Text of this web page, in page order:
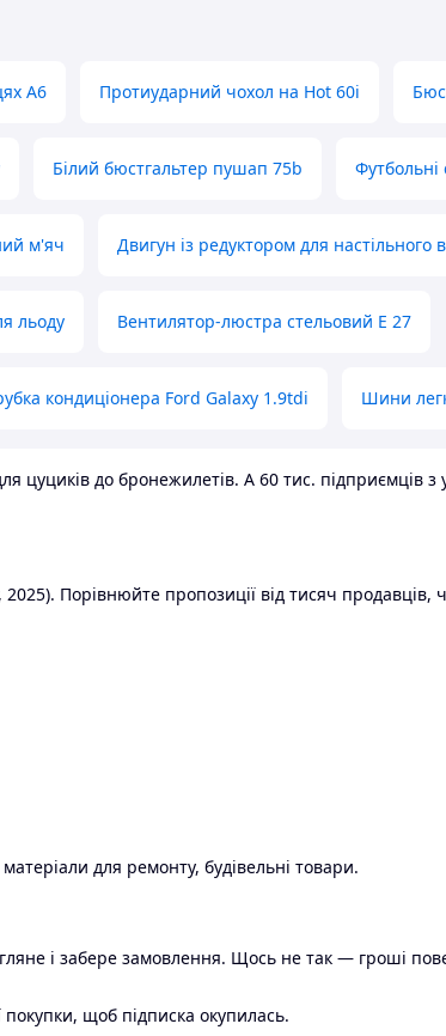
А6 Протиударний чохол на Hot 60i
Білий бюстгальтер пушап 75b Футбольні
м'яч Двигун із редуктором для настільного
льоду Вентилятор-люстра стельовий E 27
кондиціонера Ford Galaxy 1.9tdi Шини
до бронежилетів. А 60 тис. підприємців з
Порівнюйте пропозиції від тисяч продавців,
для ремонту, будівельні товари.
і забере замовлення. Щось не так — гроші
щоб підписка окупилась.